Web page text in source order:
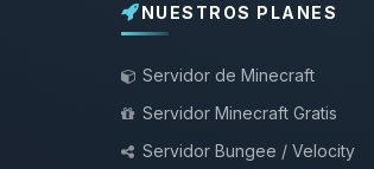
NUESTROS PLANES
Servidor de Minecraft
Servidor Minecraft Gratis
Servidor Bungee / Velocity